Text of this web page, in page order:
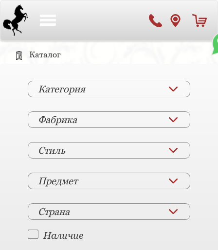
Каталог
Категория
Фабрика
Стиль
Предмет
Страна
Наличие